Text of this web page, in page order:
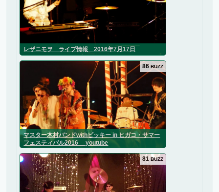
レザニモヲ ライブ情報 2016年7月17日
マスター木村バンドwithビッキー in ヒガコ・サマー
フェスティバル2016 youtube
86 BUZZ
81 BUZZ